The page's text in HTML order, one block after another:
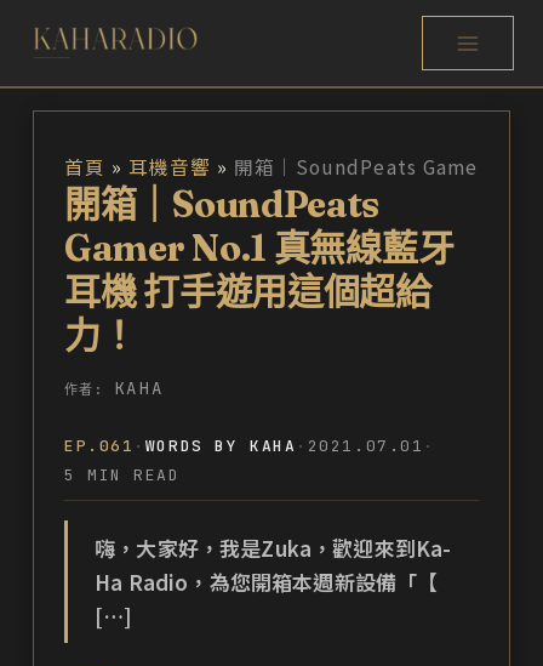
主
首頁 耳機音響
開箱｜SoundPeats
Gamer No.1 真無線藍牙
耳機 打手遊用這個超給
力！
作者: KAHA
EP.061 · WORDS BY KAHA · 2021.07.01 ·
5 MIN READ
嗨，大家好，我是Zuka，歡迎來到Ka-
Ha Radio，為您開箱本週新設備「【
[…]